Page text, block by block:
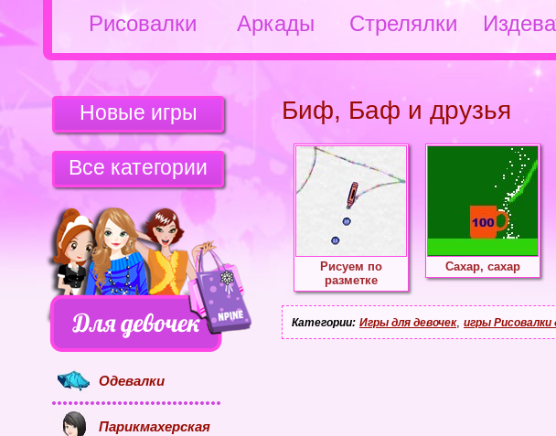
Рисовалки
Аркады Стрелялки
Биф, Баф и друзья
Рисуем по
разметке
Сахар, сахар
Категории: Игры для девочек, игры Рисовалки
Новые игры
Все категории
Одевалки
Парикмахерская